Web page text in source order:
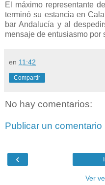
El máximo representante
terminó su estancia en
bar Andalucía y al
mensaje de entusiasmo por
en 11:42
Compartir
No hay comentarios:
Publicar un comentario
‹
Ver